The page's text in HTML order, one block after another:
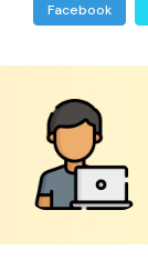
Facebook